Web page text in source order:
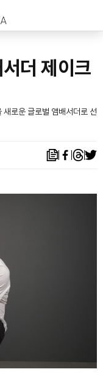
더 제이크
로운 글로벌 앰배서더로 선